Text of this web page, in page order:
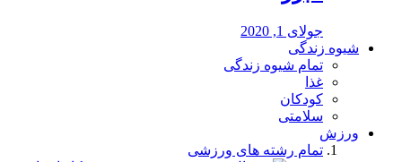
جولای 1, 2020
شیوه زندگی
تمام شیوه زندگی
غذا
کودکان
سلامتی
ورزش
تمام رشته های ورزشی